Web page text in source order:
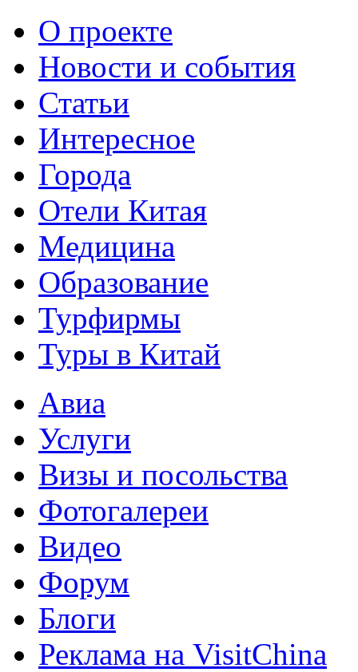
О проекте
Новости и события
Статьи
Интересное
Города
Отели Китая
Медицина
Образование
Турфирмы
Туры в Китай
Авиа
Услуги
Визы и посольства
Фотогалереи
Видео
Форум
Блоги
Реклама на VisitChina